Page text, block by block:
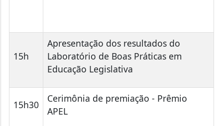
15h
Apresentação dos resultados do
Laboratório de Boas Práticas em
Educação Legislativa
15h30
Cerimônia de premiação - Prêmio
APEL